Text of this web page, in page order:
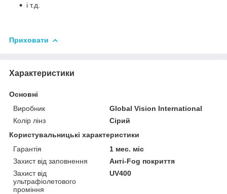
і т.д.
Приховати
Характеристики
Основні
Виробник
Global Vision International
Колір лінз
Сірий
Користувальницькі характеристики
Гарантія
1 мес. міс
Захист від заповнення
Анті-Fog покриття
Захист від
ультрафіолетового
проміння
UV400